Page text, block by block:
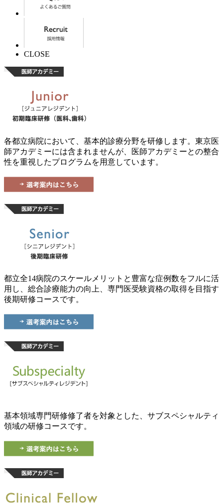
CLOSE
各都立病院において、基本的診療分野を研修します。東京医
師アカデミーには含まれませんが、医師アカデミーとの整合
性を重視したプログラムを用意しています。
都立全14病院のスケールメリットと豊富な症例数をフルに活
用し、総合診療能力の向上、専門医受験資格の取得を目指す
後期研修コースです。
基本領域専門研修修了者を対象とした、サブスペシャルティ
領域の研修コースです。